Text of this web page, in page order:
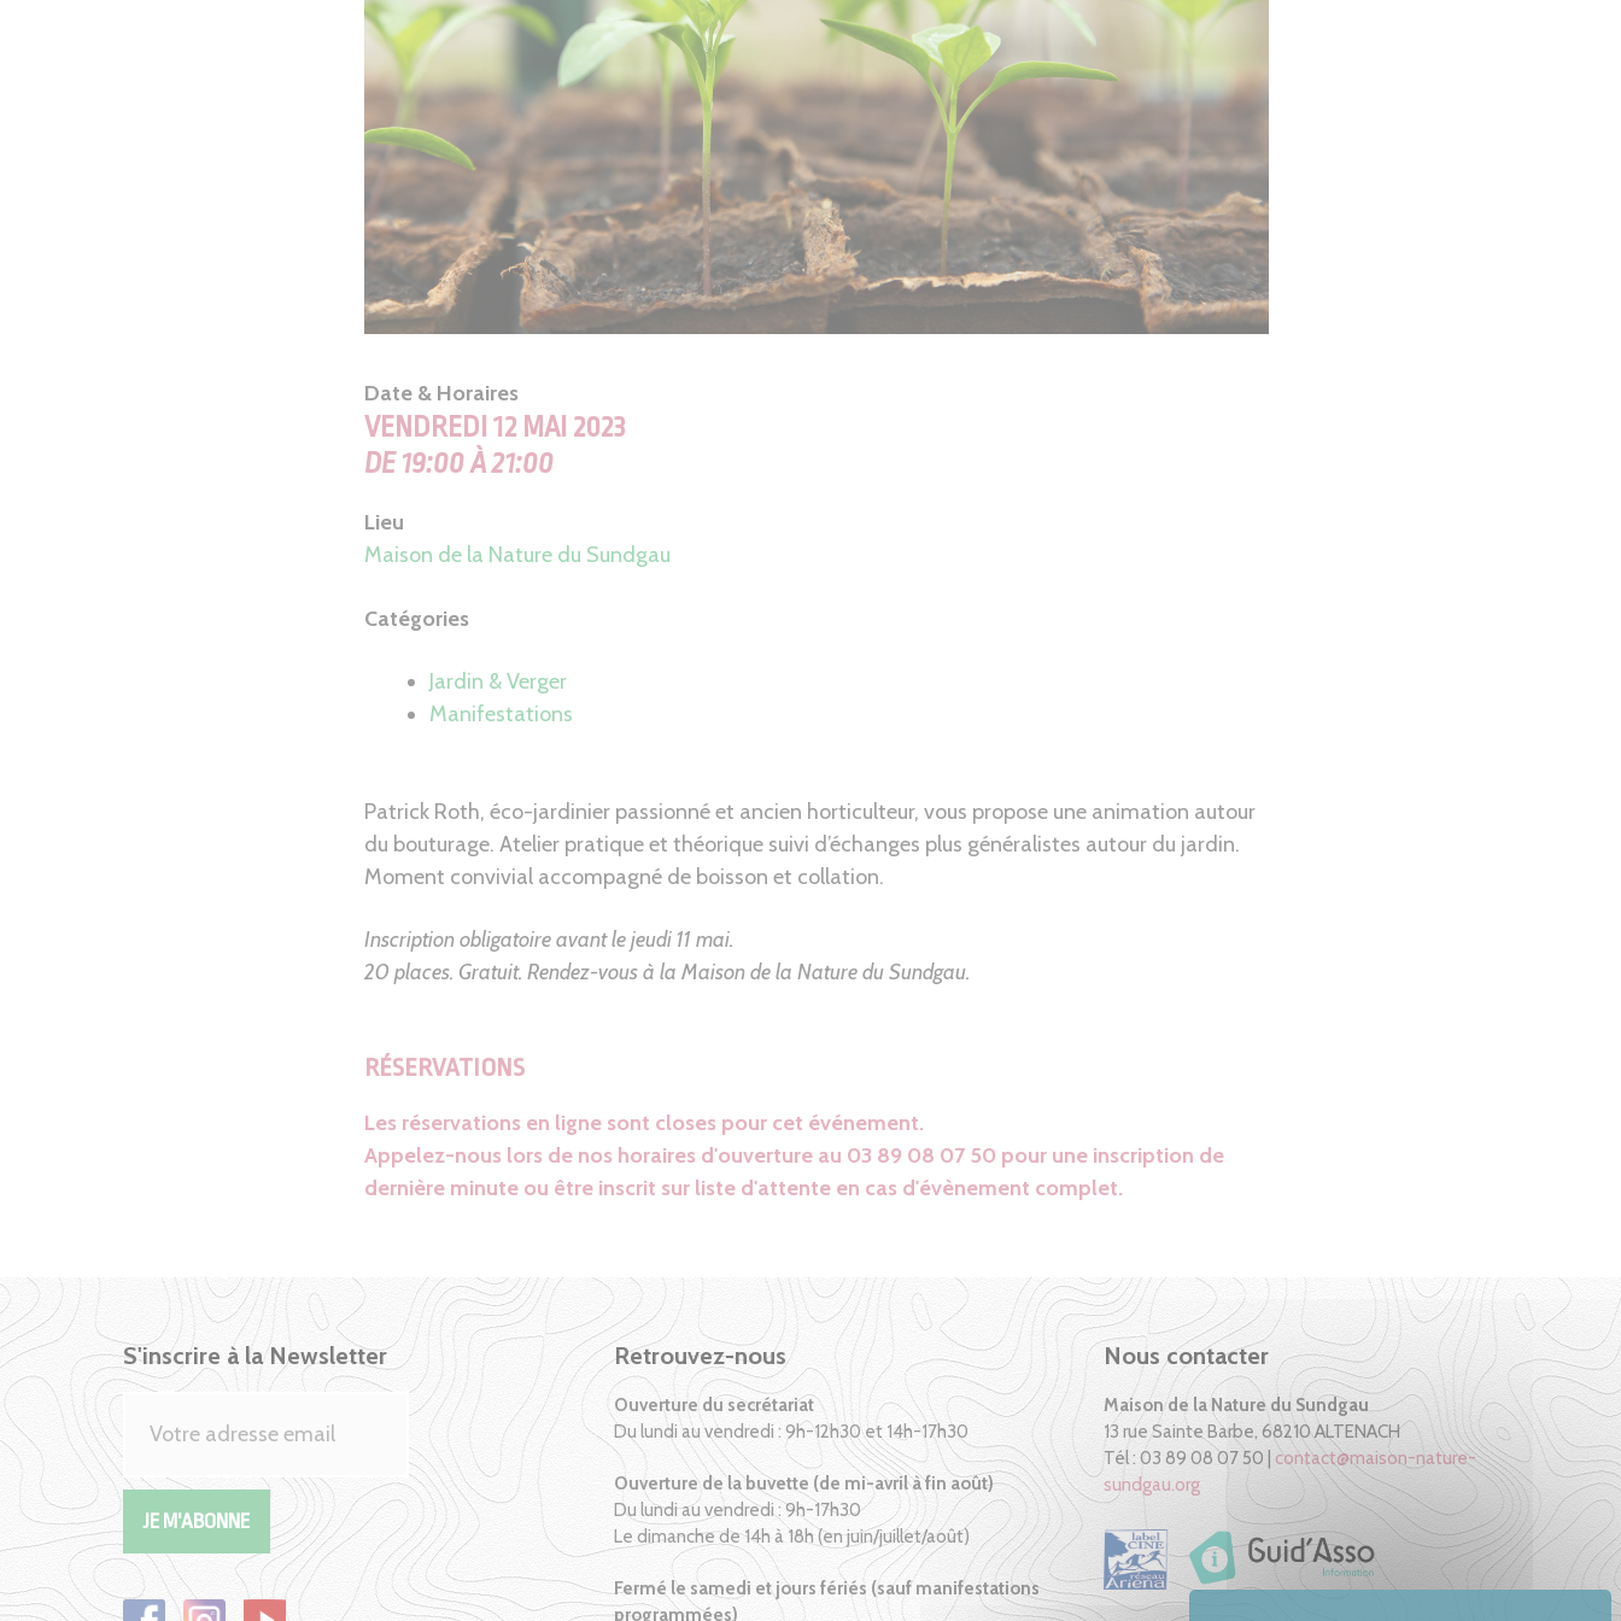
Date & Horaires
VENDREDI 12 MAI 2023
DE 19:00 À 21:00
Lieu
Maison de la Nature du Sundgau
Catégories
Jardin & Verger
Manifestations
Patrick Roth, éco-jardinier passionné et ancien horticulteur, vous propose une animation autour
du bouturage. Atelier pratique et théorique suivi d’échanges plus généralistes autour du jardin.
Moment convivial accompagné de boisson et collation.
Inscription obligatoire avant le jeudi 11 mai.
20 places. Gratuit. Rendez-vous à la Maison de la Nature du Sundgau.
RÉSERVATIONS
Les réservations en ligne sont closes pour cet événement.
Appelez-nous lors de nos horaires d'ouverture au 03 89 08 07 50 pour une inscription de
dernière minute ou être inscrit sur liste d'attente en cas d'évènement complet.
S'inscrire à la Newsletter Retrouvez-nous
Ouverture du secrétariat
Du lundi au vendredi : 9h-12h30 et 14h-17h30
Ouverture de la buvette (de mi-avril à fin août)
Du lundi au vendredi : 9h-17h30
Le dimanche de 14h à 18h (en juin/juillet/août)
Fermé le samedi et jours fériés (sauf manifestations
programmées)
Nous contacter
Maison de la Nature du Sundgau
13 rue Sainte Barbe, 68210 ALTENACH
Tél : 03 89 08 07 50 | contact@maison-nature-
sundgau.org